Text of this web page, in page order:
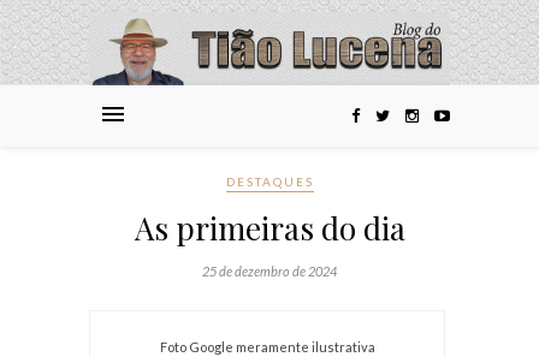
DESTAQUES
As primeiras do dia
25 de dezembro de 2024
Foto Google meramente ilustrativa